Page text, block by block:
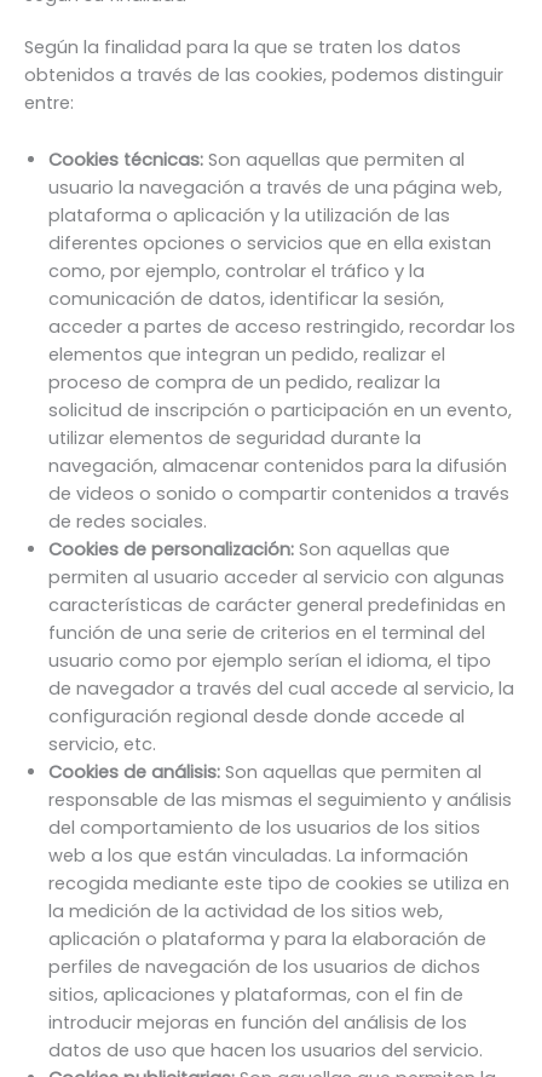
Según la finalidad para la que se traten los datos
obtenidos a través de las cookies, podemos distinguir
entre:
Cookies técnicas: Son aquellas que permiten al
usuario la navegación a través de una página web,
plataforma o aplicación y la utilización de las
diferentes opciones o servicios que en ella existan
como, por ejemplo, controlar el tráfico y la
comunicación de datos, identificar la sesión,
acceder a partes de acceso restringido, recordar los
elementos que integran un pedido, realizar el
proceso de compra de un pedido, realizar la
solicitud de inscripción o participación en un evento,
utilizar elementos de seguridad durante la
navegación, almacenar contenidos para la difusión
de videos o sonido o compartir contenidos a través
de redes sociales.
Cookies de personalización: Son aquellas que
permiten al usuario acceder al servicio con algunas
características de carácter general predefinidas en
función de una serie de criterios en el terminal del
usuario como por ejemplo serían el idioma, el tipo
de navegador a través del cual accede al servicio, la
configuración regional desde donde accede al
servicio, etc.
Cookies de análisis: Son aquellas que permiten al
responsable de las mismas el seguimiento y análisis
del comportamiento de los usuarios de los sitios
web a los que están vinculadas. La información
recogida mediante este tipo de cookies se utiliza en
la medición de la actividad de los sitios web,
aplicación o plataforma y para la elaboración de
perfiles de navegación de los usuarios de dichos
sitios, aplicaciones y plataformas, con el fin de
introducir mejoras en función del análisis de los
datos de uso que hacen los usuarios del servicio.